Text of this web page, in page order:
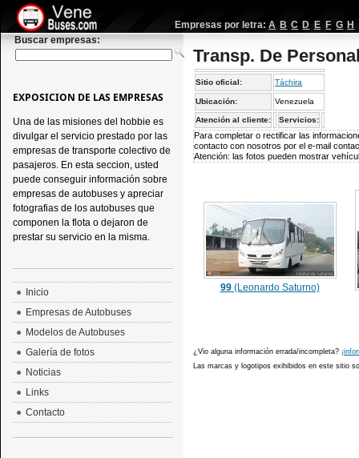
Empresas por letra: A B C D E F G H
Buscar empresas:
Transp. De
Sitio oficial: Táchira
Ubicación: Venezuela
Atención al cliente: Servicios:
Para completar o rectificar las
contacto con nosotros por el e-mail
Atención: las fotos pueden mostrar
99(Leonardo Saturno)
¿Vio alguna información errada/incompleta?
Las marcas y logotipos exihibidos en este sitio
EXPOSICION DE LAS EMPRESAS
Una de las misiones del hobbie es
divulgar el servicio prestado por las
empresas de transporte colectivo de
pasajeros. En esta seccion, usted
puede conseguir información sobre
empresas de autobuses y apreciar
fotografias de los autobuses que
componen la flota o dejaron de
prestar su servicio en la misma.
Inicio
Empresas de Autobuses
Modelos de Autobuses
Galería de fotos
Noticias
Links
Contacto